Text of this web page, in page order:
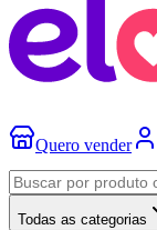
Quero vender
Todas as categorias